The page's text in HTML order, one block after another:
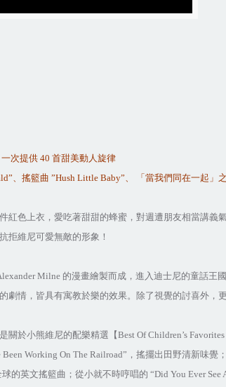
次提供 40 首甜美動人旋律
、搖籃曲 ”Hush Little Baby”、 「當我們同在一起」之
紅色上衣，愛吃著甜甜的蜂蜜，對週遭朋友相當講義
拒維尼可愛無敵的形象！
Milne 的漫畫繪製而成，進入迪士尼的童話王
劇情，皆具有寓教於樂的效果。除了視覺的討喜外，
關於小熊維尼的配樂精選【Best Of Children’s
Been Working On The Railroad” ，搖擺出田野清新味覺
球的英文搖籃曲；從小就不時哼唱的 “Did You Ever See